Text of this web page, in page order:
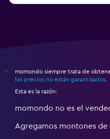
*
momondo siempre trata de
los precios no están garantizados
Esta es la razón:
momondo no es el
Agregamos montones de